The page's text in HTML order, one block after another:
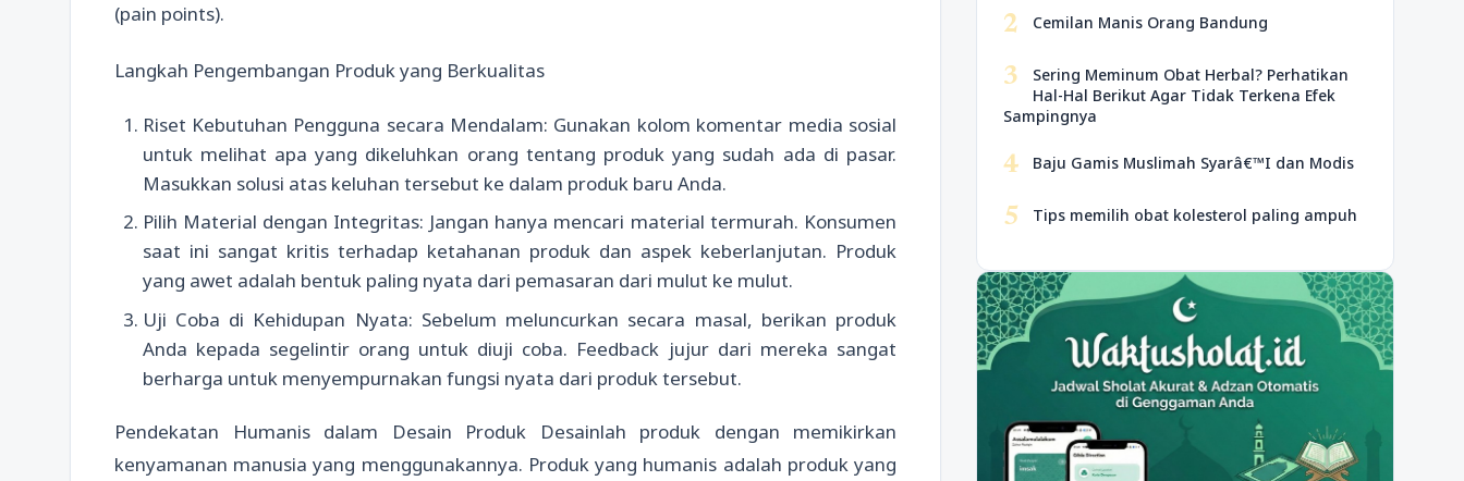
(pain points).
Langkah Pengembangan Produk yang Berkualitas
Riset Kebutuhan Pengguna secara Mendalam: Gunakan kolom komentar media sosial
untuk melihat apa yang dikeluhkan orang tentang produk yang sudah ada di pasar.
Masukkan solusi atas keluhan tersebut ke dalam produk baru Anda.
Pilih Material dengan Integritas: Jangan hanya mencari material termurah. Konsumen
saat ini sangat kritis terhadap ketahanan produk dan aspek keberlanjutan. Produk
yang awet adalah bentuk paling nyata dari pemasaran dari mulut ke mulut.
Uji Coba di Kehidupan Nyata: Sebelum meluncurkan secara masal, berikan produk
Anda kepada segelintir orang untuk diuji coba. Feedback jujur dari mereka sangat
berharga untuk menyempurnakan fungsi nyata dari produk tersebut.
Pendekatan Humanis dalam Desain Produk Desainlah produk dengan memikirkan
kenyamanan manusia yang menggunakannya. Produk yang humanis adalah produk yang
2 Cemilan Manis Orang Bandung
3
Sering Meminum Obat Herbal? Perhatikan
Hal-Hal Berikut Agar Tidak Terkena Efek
Sampingnya
4 Baju Gamis Muslimah Syarâ€™I dan Modis
5 Tips memilih obat kolesterol paling ampuh